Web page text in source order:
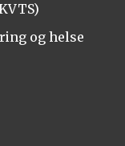
og helse